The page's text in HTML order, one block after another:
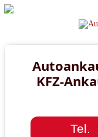
KFZ-
Tel.